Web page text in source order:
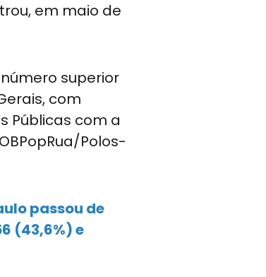
em maio de
superior
com
Públicas com a
Polos-
passou de
(43,6%) e